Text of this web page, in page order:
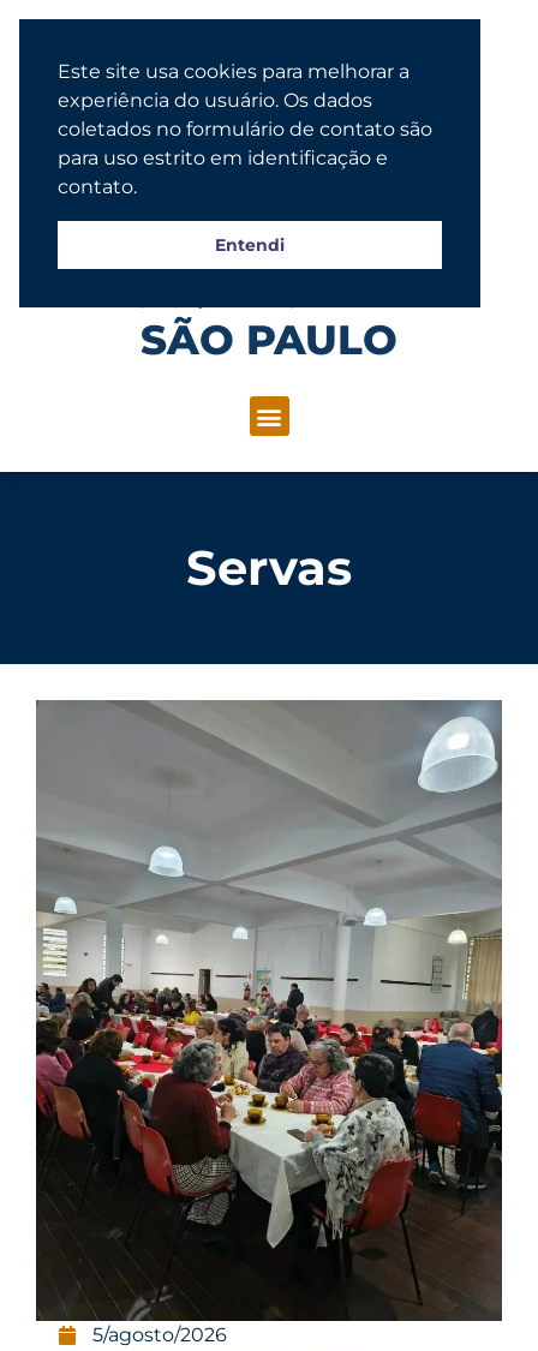
SÃO PAULO
Servas
5/agosto/2026
Este site usa cookies para melhorar a
experiência do usuário. Os dados
coletados no formulário de contato são
para uso estrito em identificação e
contato.
Entendi